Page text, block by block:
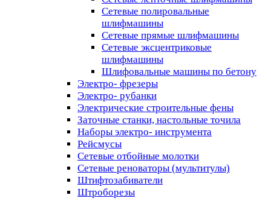
Сетевые полировальные
шлифмашины
Сетевые прямые шлифмашины
Сетевые эксцентриковые
шлифмашины
Шлифовальные машины по бетону
Электро- фрезеры
Электро- рубанки
Электрические строительные фены
Заточные станки, настольные точила
Наборы электро- инструмента
Рейсмусы
Сетевые отбойные молотки
Сетевые реноваторы (мультитулы)
Штифтозабиватели
Штроборезы